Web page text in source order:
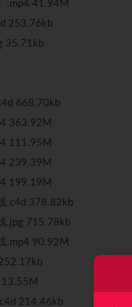
.mp4 41.94M
253.76kb
35.71kb
668.70kb
363.92M
111.95M
239.39M
199.19M
.c4d 378.82kb
.jpg 715.78kb
.mp4 90.92M
214.46kb